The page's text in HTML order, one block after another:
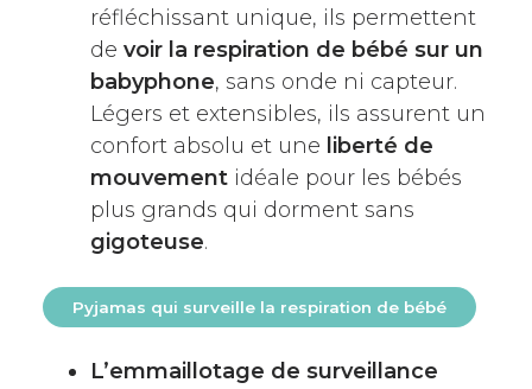
réfléchissant unique, ils permettent
de voir la respiration de bébé sur un
babyphone, sans onde ni capteur.
Légers et extensibles, ils assurent un
confort absolu et une liberté de
mouvement idéale pour les bébés
plus grands qui dorment sans
gigoteuse.
Pyjamas qui surveille la respiration de bébé
L’emmaillotage de surveillance